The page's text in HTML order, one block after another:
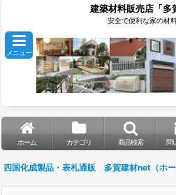
建築材料販売店「多
安全で便利な家の材
メニュー
ホーム カテゴリ 商品検索 問
四国化成製品・表札通販 多賀建材net（ホー